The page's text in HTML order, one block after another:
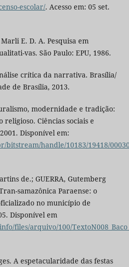
escolar/. Acesso em: 05 set.
E. D. A. Pesquisa em
vas. São Paulo: EPU, 1986.
crítica da narrativa. Brasília/
de Brasília, 2013.
modernidade e tradição:
Ciências sociais e
Disponível em:
bitstream/handle/10183/19418/
de.; GUERRA, Gutemberg
samazônica Paraense: o
no município de
Disponível em
files/arquivo/100/
A espetacularidade das festas